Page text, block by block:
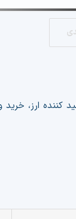
کننده ارز،